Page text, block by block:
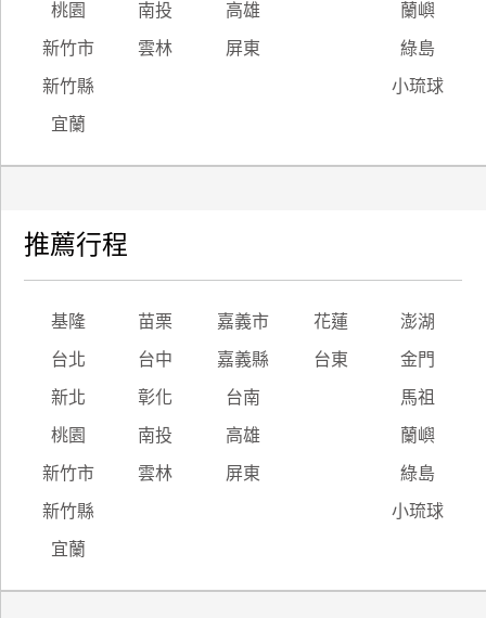
桃園 南投 高雄 蘭嶼
新竹市 雲林 屏東 綠島
新竹縣 小琉球
宜蘭
推薦行程
基隆 苗栗 嘉義市 花蓮 澎湖
台北 台中 嘉義縣 台東 金門
新北 彰化 台南 馬祖
桃園 南投 高雄 蘭嶼
新竹市 雲林 屏東 綠島
新竹縣 小琉球
宜蘭